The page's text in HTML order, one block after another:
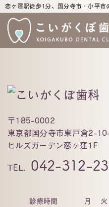
恋ヶ窪駅徒歩1分、国分寺市・小平
〒185-0002
東京都国分寺市東戸倉2-
ヒルズガーデン恋ヶ窪1F
042-312-
診療時間 月 火